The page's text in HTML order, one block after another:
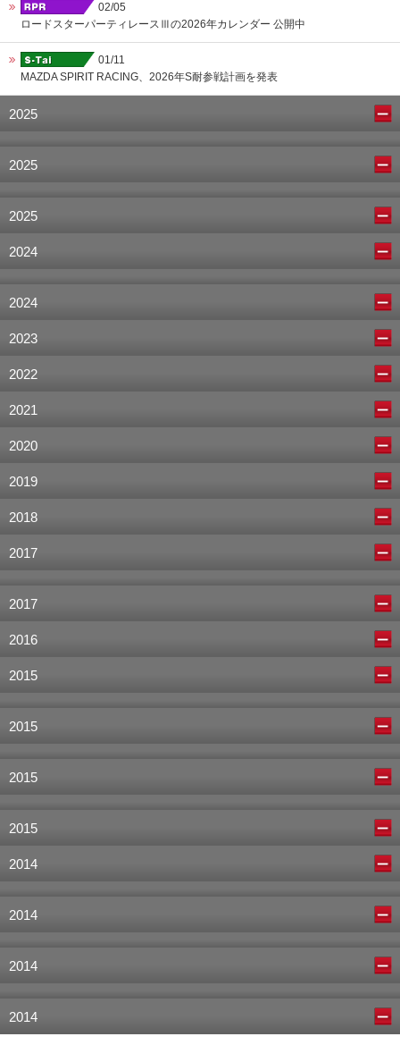
02/05
ロードスターパーティレースⅢの2026年カレンダー 公開中
01/11
MAZDA SPIRIT RACING、2026年S耐参戦計画を発表
2025
2025
2025
2024
2024
2023
2022
2021
2020
2019
2018
2017
2017
2016
2015
2015
2015
2015
2014
2014
2014
2014